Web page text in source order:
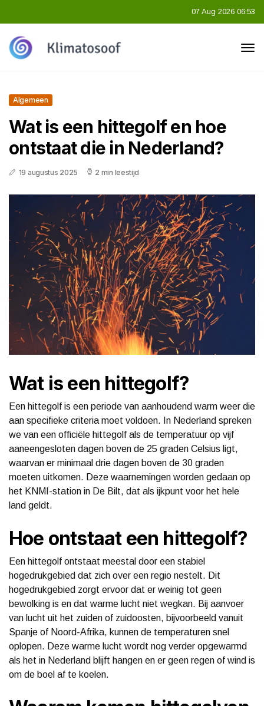
07 Aug 2026 06:53
Algemeen
Wat is een hittegolf en hoe
ontstaat die in Nederland?
19 augustus 2025 2 min leestijd
Wat is een hittegolf?
Een hittegolf is een periode van aanhoudend warm weer die
aan specifieke criteria moet voldoen. In Nederland spreken
we van een officiële hittegolf als de temperatuur op vijf
aaneengesloten dagen boven de 25 graden Celsius ligt,
waarvan er minimaal drie dagen boven de 30 graden
moeten uitkomen. Deze waarnemingen worden gedaan op
het KNMI-station in De Bilt, dat als ijkpunt voor het hele
land geldt.
Hoe ontstaat een hittegolf?
Een hittegolf ontstaat meestal door een stabiel
hogedrukgebied dat zich over een regio nestelt. Dit
hogedrukgebied zorgt ervoor dat er weinig tot geen
bewolking is en dat warme lucht niet wegkan. Bij aanvoer
van lucht uit het zuiden of zuidoosten, bijvoorbeeld vanuit
Spanje of Noord-Afrika, kunnen de temperaturen snel
oplopen. Deze warme lucht wordt nog verder opgewarmd
als het in Nederland blijft hangen en er geen regen of wind is
om de boel af te koelen.